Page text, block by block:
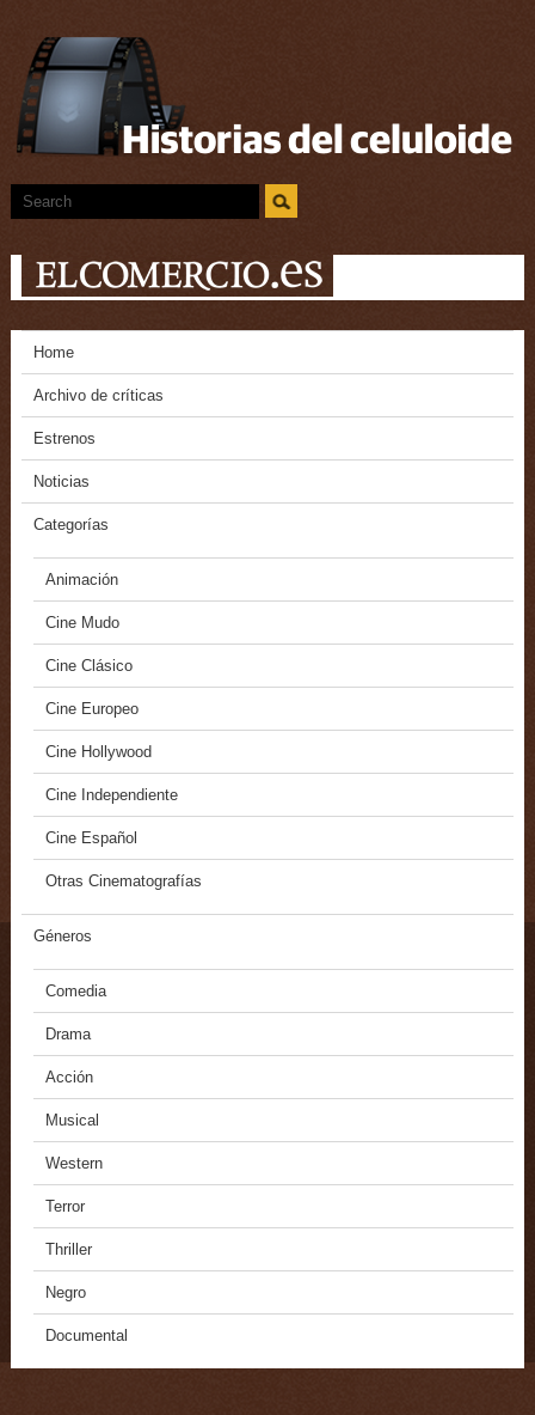
Home
Archivo de críticas
Estrenos
Noticias
Categorías
Animación
Cine Mudo
Cine Clásico
Cine Europeo
Cine Hollywood
Cine Independiente
Cine Español
Otras Cinematografías
Géneros
Comedia
Drama
Acción
Musical
Western
Terror
Thriller
Negro
Documental